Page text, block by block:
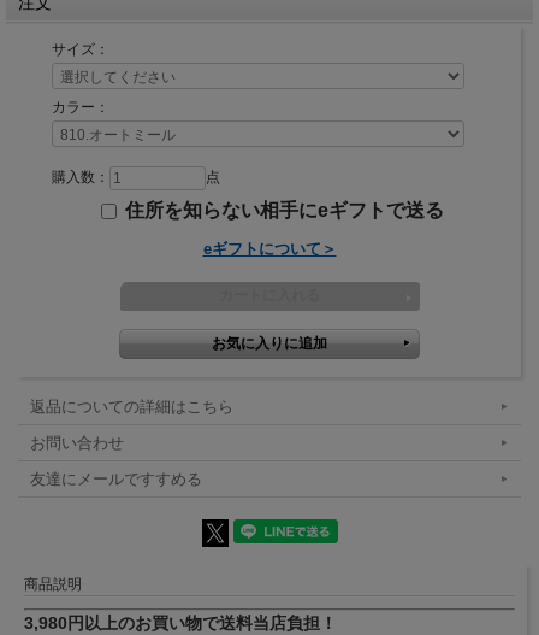
サイズ：
カラー：
購入数： 点
住所を知らない相手にeギフトで送る
eギフトについて＞
返品についての詳細はこちら
お問い合わせ
友達にメールですすめる
商品説明
3,980円以上のお買い物で送料当店負担！